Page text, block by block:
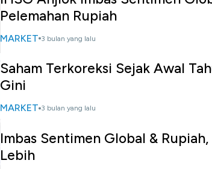
Pelemahan Rupiah
MARKET 3 bulan yang lalu
Saham Terkoreksi Sejak Awal
Gini
MARKET 3 bulan yang lalu
Imbas Sentimen Global &
Lebih